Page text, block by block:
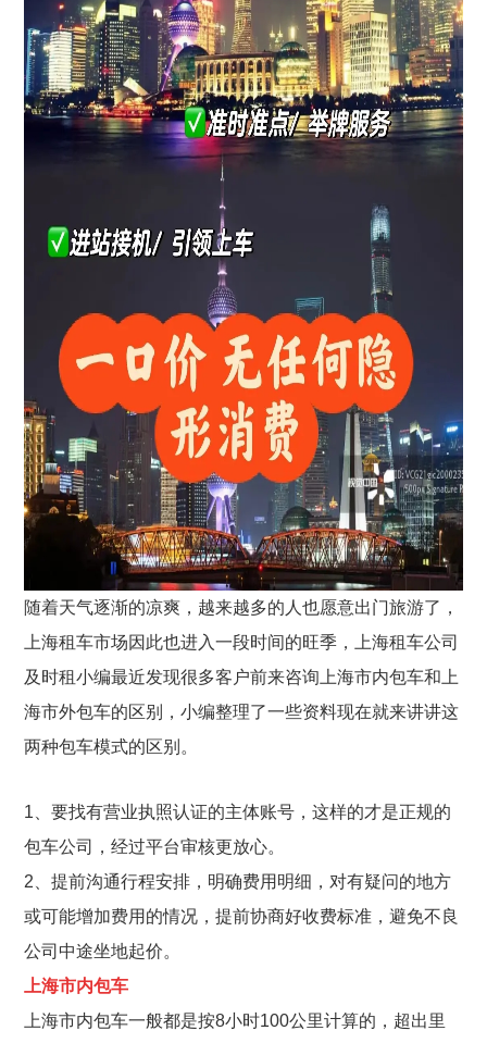
随着天气逐渐的凉爽，越来越多的人也愿意出门旅游了，
上海租车市场因此也进入一段时间的旺季，
上海租车公司
及时租小编最近发现很多客户前来咨询上海市内包车和上
海市外包车的区别，小编整理了一些资料现在就来讲讲这
两种包车模式的区别。
1、要找有营业执照认证的主体账号，这样的才是正规的
包车公司，经过平台审核更放心。
2、提前沟通行程安排，明确费用明细，对有疑问的地方
或可能增加费用的情况，提前协商好收费标准，避免不良
公司中途坐地起价。
上海市内包车
上海市内包车一般都是按8小时100公里计算的，超出里